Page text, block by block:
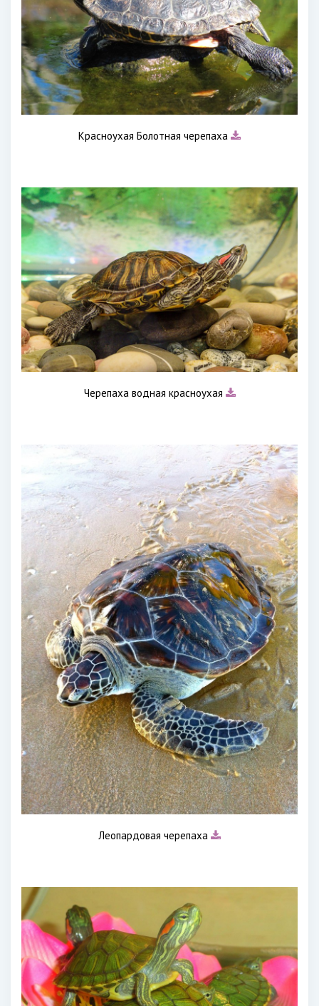
Красноухая Болотная черепаха
Черепаха водная красноухая
Леопардовая черепаха